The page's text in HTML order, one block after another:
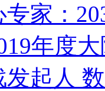
家：
年度
起人